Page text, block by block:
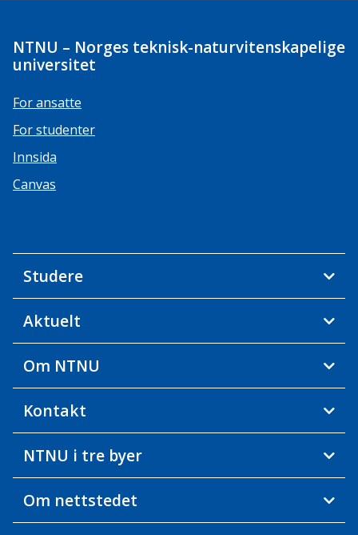
NTNU – Norges teknisk-naturvitenskapelige
universitet
For ansatte
For studenter
Innsida
Canvas
Studere
Aktuelt
Om NTNU
Kontakt
NTNU i tre byer
Om nettstedet